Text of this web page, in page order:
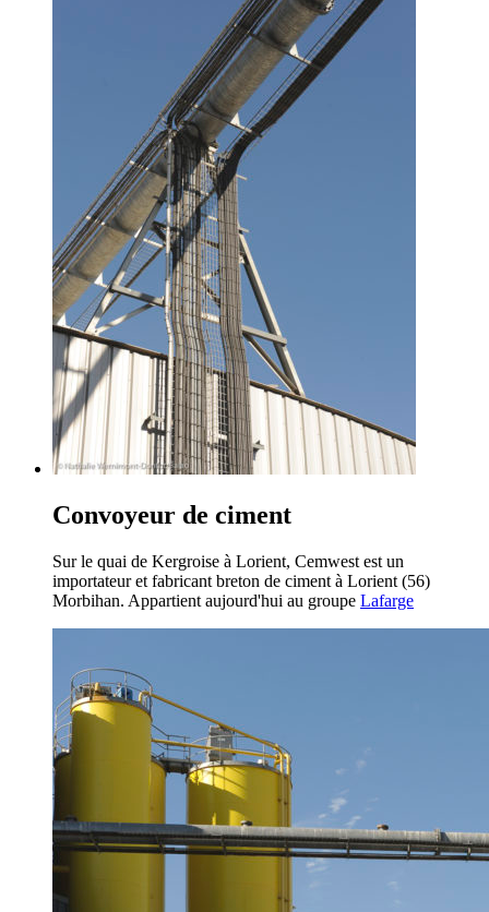
Convoyeur de ciment
Sur le quai de Kergroise à Lorient, Cemwest est un
importateur et fabricant breton de ciment à Lorient (56)
Morbihan. Appartient aujourd'hui au groupe Lafarge